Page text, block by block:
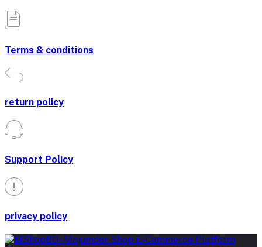
Terms & conditions
return policy
Support Policy
privacy policy